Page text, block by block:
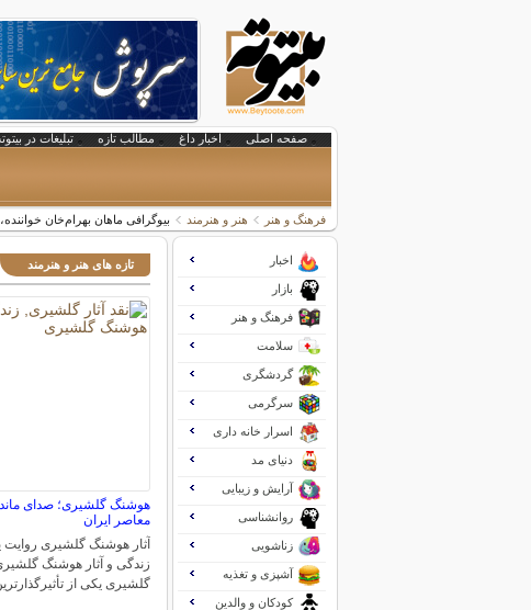
صفحه اصلی اخبار داغ مطالب تازه تبلیغات در
فرهنگ و هنر هنر و هنرمند بیوگرافی ماهان بهرام‌خان
تازه های هنر و هنرمند
هوشنگ گلشیری؛ صدای
معاصر ایران
آثار هوشنگ گلشیری
زندگی و آثار هوشنگ
گلشیری یکی از
اخبار
بازار
فرهنگ و هنر
سلامت
گردشگری
سرگرمی
اسرار خانه داری
دنیای مد
آرایش و زیبایی
روانشناسی
زناشویی
آشپزی و تغذیه
کودکان و والدین